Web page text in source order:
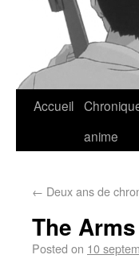
Accueil
anime
← Deux ans de
The
Posted on 10